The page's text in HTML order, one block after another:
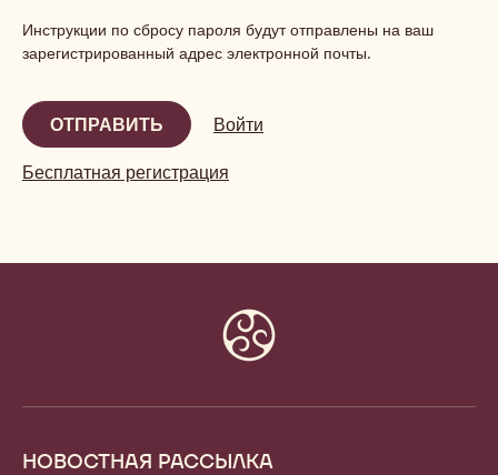
Инструкции по сбросу пароля будут отправлены на ваш
зарегистрированный адрес электронной почты.
Войти
Бесплатная регистрация
НОВОСТНАЯ РАССЫЛКА